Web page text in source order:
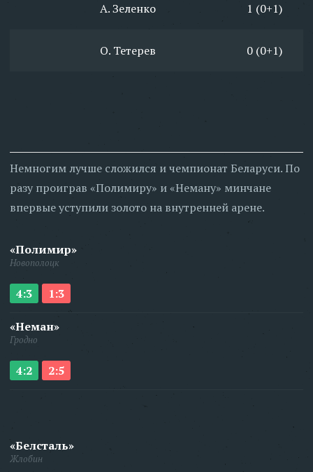
А. Зеленко 1 (0+1)
О. Тетерев 0 (0+1)
Немногим лучше сложился и чемпионат Беларуси. По
разу проиграв «Полимиру» и «Неману» минчане
впервые уступили золото на внутренней арене.
«Полимир»
Новополоцк
4:3 1:3
«Неман»
Гродно
4:2 2:5
«Белсталь»
Жлобин